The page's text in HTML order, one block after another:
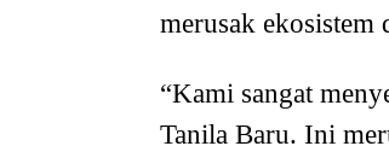
merusak ekosistem
“Kami sangat
Tanila Baru. Ini